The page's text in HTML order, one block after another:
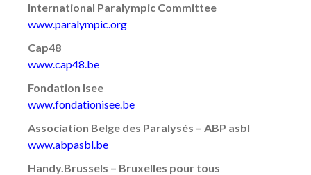
International Paralympic Committee
www.paralympic.org
Cap48
www.cap48.be
Fondation Isee
www.fondationisee.be
Association Belge des Paralysés – ABP asbl
www.abpasbl.be
Handy.Brussels – Bruxelles pour tous